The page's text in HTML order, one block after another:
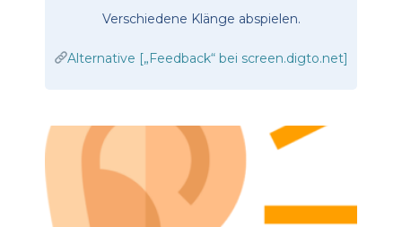
Verschiedene Klänge abspielen.
Alternative [„Feedback“ bei screen.digto.net]